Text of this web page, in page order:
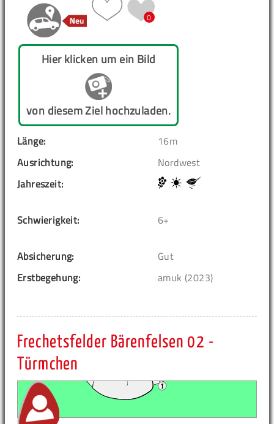
0
Hier klicken um ein Bild
von diesem Ziel hochzuladen.
Länge:
16m
Ausrichtung:
Nordwest
Jahreszeit:
Schwierigkeit: 6+
Absicherung:
Gut
Erstbegehung:
amuk (2023)
Frechetsfelder Bärenfelsen 02 -
Türmchen